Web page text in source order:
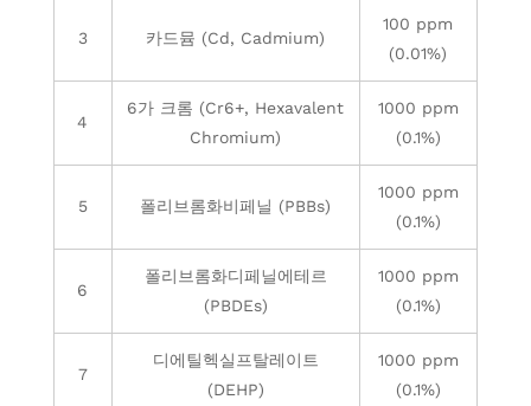
3 카드뮴 (Cd, Cadmium)
100 ppm
(0.01%)
4
6가 크롬 (Cr6+, Hexavalent
Chromium)
1000 ppm
(0.1%)
5 폴리브롬화비페닐 (PBBs)
1000 ppm
(0.1%)
6
폴리브롬화디페닐에테르
(PBDEs)
1000 ppm
(0.1%)
7
디에틸헥실프탈레이트
(DEHP)
1000 ppm
(0.1%)